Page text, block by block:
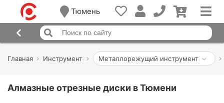
Тюмень
Главная Инструмент Металлорежущий инструмент
Алмазные отрезные диски в Тюмени